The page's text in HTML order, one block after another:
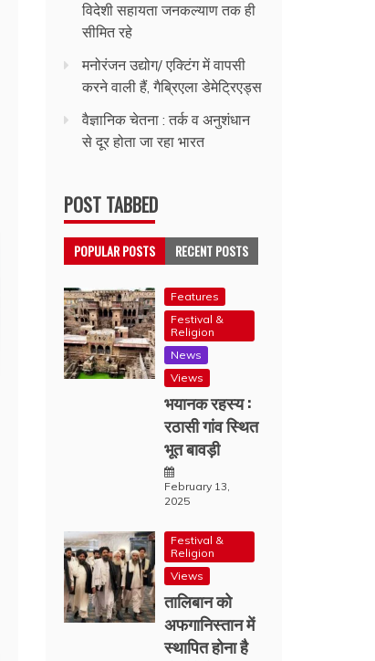
विदेशी सहायता जनकल्याण तक ही
सीमित रहे
मनोरंजन उद्योग/ एक्टिंग में वापसी
करने वाली हैं, गैब्रिएला डेमेट्रिएड्स
वैज्ञानिक चेतना : तर्क व अनुशंधान
से दूर होता जा रहा भारत
POST TABBED
POPULAR POSTS RECENT POSTS
Features
Festival &
Religion
News
Views
भयानक रहस्य :
रठासी गांव स्थित
भूत बावड़ी
February 13,
2025
Festival &
Religion
Views
तालिबान को
अफगानिस्तान में
स्थापित होना है